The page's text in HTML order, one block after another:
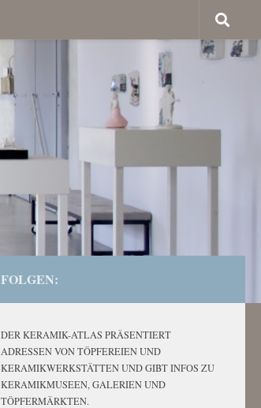
FOLGEN:
DER KERAMIK-ATLAS PRÄSENTIERT
ADRESSEN VON TÖPFEREIEN UND
KERAMIKWERKSTÄTTEN UND GIBT INFOS ZU
KERAMIKMUSEEN, GALERIEN UND
TÖPFERMÄRKTEN.